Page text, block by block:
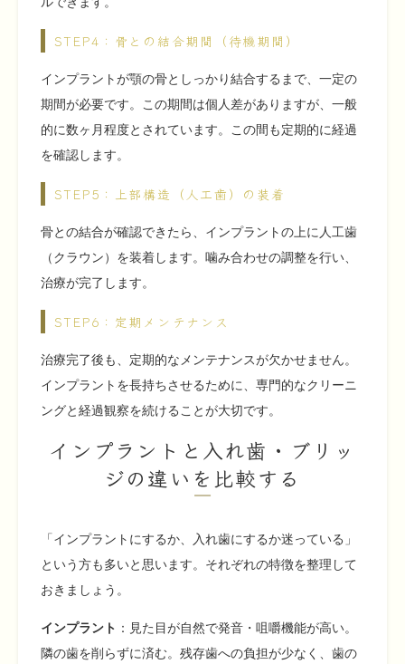
STEP4：骨との結合期間（待機期間）
インプラントが顎の骨としっかり結合するまで、一定の
期間が必要です。この期間は個人差がありますが、一般
的に数ヶ月程度とされています。この間も定期的に経過
を確認します。
STEP5：上部構造（人工歯）の装着
骨との結合が確認できたら、インプラントの上に人工歯
（クラウン）を装着します。噛み合わせの調整を行い、
治療が完了します。
STEP6：定期メンテナンス
治療完了後も、定期的なメンテナンスが欠かせません。
インプラントを長持ちさせるために、専門的なクリーニ
ングと経過観察を続けることが大切です。
インプラントと入れ歯・ブリッ
ジの違いを比較する
「インプラントにするか、入れ歯にするか迷っている」
という方も多いと思います。それぞれの特徴を整理して
おきましょう。
インプラント ：見た目が自然で発音・咀嚼機能が高い。
隣の歯を削らずに済む。残存歯への負担が少なく、歯の